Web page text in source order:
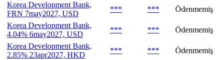
Korea Development Bank,
FRN 7may2027, USD
*** ***
Ödenmemiş
Korea Development Bank,
4.04% 6may2027, USD
*** ***
Ödenmemiş
Korea Development Bank,
2.85% 23apr2027, HKD
*** ***
Ödenmemiş